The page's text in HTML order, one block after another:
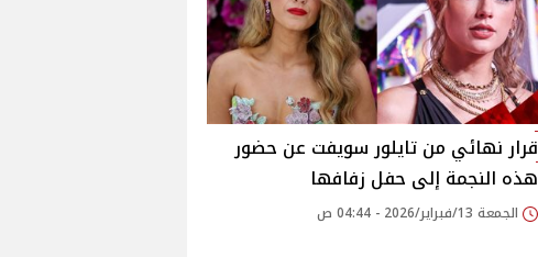
قرار نهائي من تايلور سويفت عن حضور
هذه النجمة إلى حفل زفافها
الجمعة 13/فبراير/2026 - 04:44 ص